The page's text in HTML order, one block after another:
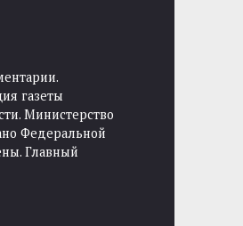
газеты
Министерство
Федеральной
Главный